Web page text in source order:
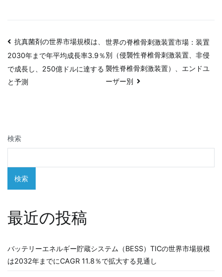
投
稿
ナ
ー
シ
ョ
ン
抗真菌剤の世界市場規模は、
2030年まで年平均成長率3.9％
で成長し、250億ドルに達する
と予測
世界の脊椎骨刺激装置市場：装置
別（侵襲性脊椎骨刺激装置、非侵
襲性脊椎骨刺激装置）、エンドユ
ーザー別
検索
検索
最近の投稿
バッテリーエネルギー貯蔵システム（BESS）TICの世界市場規模
は2032年までにCAGR 11.8％で拡大する見通し